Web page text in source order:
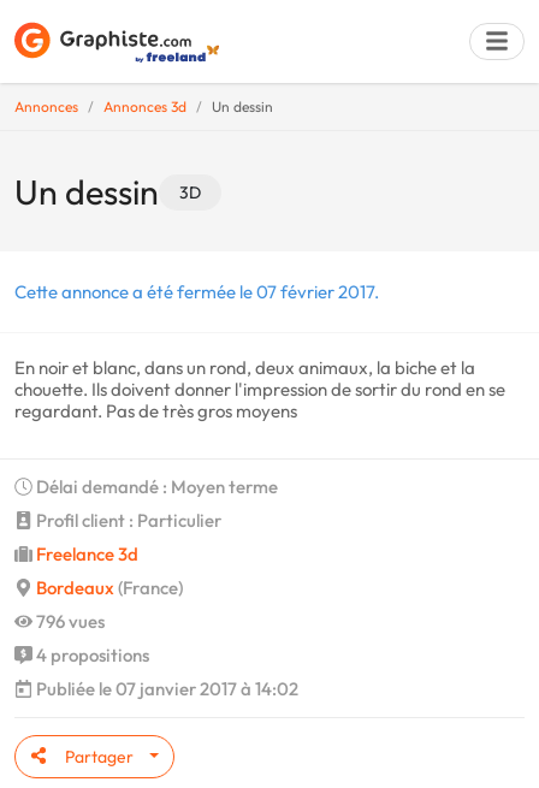
Annonces Annonces 3d Un dessin
Un dessin 3D
Cette annonce a été fermée le 07 février 2017.
En noir et blanc, dans un rond, deux animaux, la biche et la
chouette. Ils doivent donner l'impression de sortir du rond en se
regardant. Pas de très gros moyens
Délai demandé : Moyen terme
Profil client : Particulier
Freelance 3d
Bordeaux(France)
796 vues
4 propositions
Publiée le 07 janvier 2017 à 14:02
Partager